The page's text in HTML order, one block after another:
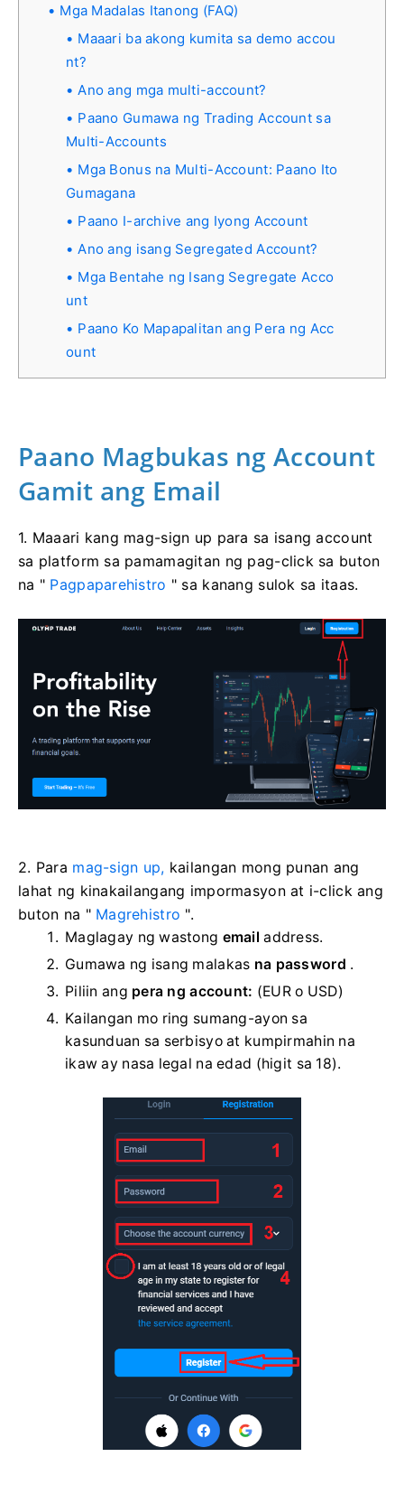
Mga Madalas Itanong (FAQ)
Maaari ba akong kumita sa demo accou
nt?
Ano ang mga multi-account?
Paano Gumawa ng Trading Account sa
Multi-Accounts
Mga Bonus na Multi-Account: Paano Ito
Gumagana
Paano I-archive ang Iyong Account
Ano ang isang Segregated Account?
Mga Bentahe ng Isang Segregate Acco
unt
Paano Ko Mapapalitan ang Pera ng Acc
ount
Paano Magbukas ng Account
Gamit ang Email
1. Maaari kang mag-sign up para sa isang account
sa platform sa pamamagitan ng pag-click sa buton
na " Pagpaparehistro " sa kanang sulok sa itaas.
2. Para mag-sign up, kailangan mong punan ang
lahat ng kinakailangang impormasyon at i-click ang
buton na " Magrehistro ".
Maglagay ng wastong email address.
Gumawa ng isang malakas na password .
Piliin ang pera ng account: (EUR o USD)
Kailangan mo ring sumang-ayon sa
kasunduan sa serbisyo at kumpirmahin na
ikaw ay nasa legal na edad (higit sa 18).